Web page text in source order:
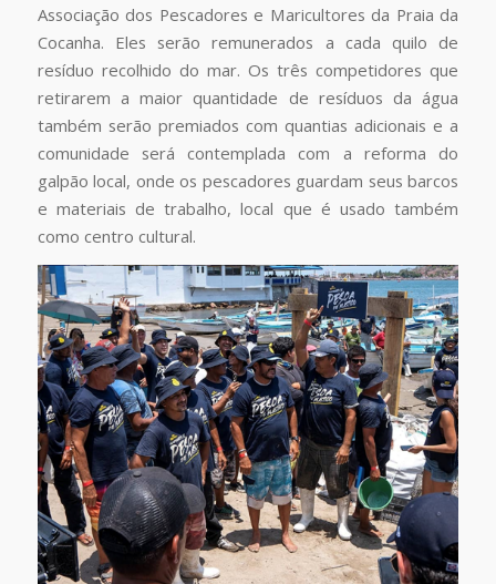
Associação dos Pescadores e Maricultores da Praia da
Cocanha. Eles serão remunerados a cada quilo de
resíduo recolhido do mar. Os três competidores que
retirarem a maior quantidade de resíduos da água
também serão premiados com quantias adicionais e a
comunidade será contemplada com a reforma do
galpão local, onde os pescadores guardam seus barcos
e materiais de trabalho, local que é usado também
como centro cultural.